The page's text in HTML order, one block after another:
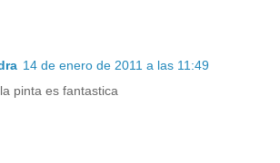
14 de enero de 2011 a las 11:49
pinta es fantastica